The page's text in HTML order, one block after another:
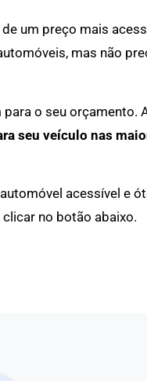
um preço mais
mas não
o seu orçamento.
seu veículo nas
acessível e
no botão abaixo.